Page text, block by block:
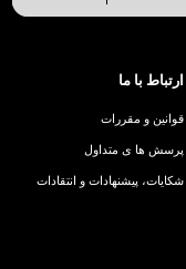
ارتباط با ما
قوانین و مقررات
پرسش ها ی متداول
شکایات، پیشنهادات و انتقادات